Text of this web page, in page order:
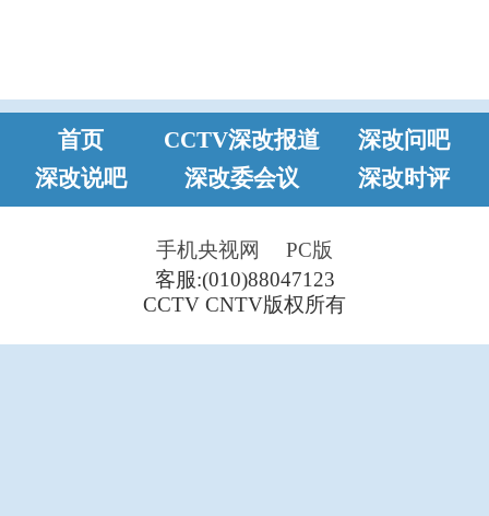
首页 CCTV深改报道
深改问吧
深改说吧
深改委会议 深改时评
手机央视网
PC版
客服:(010)88047123
CCTV CNTV版权所有